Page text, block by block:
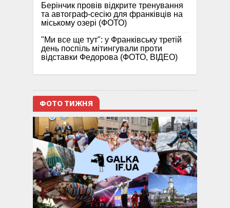
Берінчик провів відкрите тренування
та автограф-сесію для франківців на
міському озері (ФОТО)
"Ми все ще тут": у Франківську третій
день поспіль мітингували проти
відставки Федорова (ФОТО, ВІДЕО)
ФОТО ТИЖНЯ